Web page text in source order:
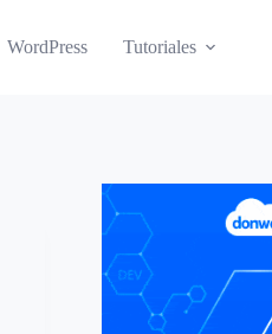
WordPress Tutoriales